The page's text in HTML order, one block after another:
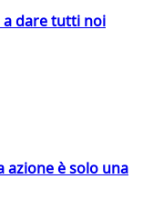
dare tutti noi
azione è solo una